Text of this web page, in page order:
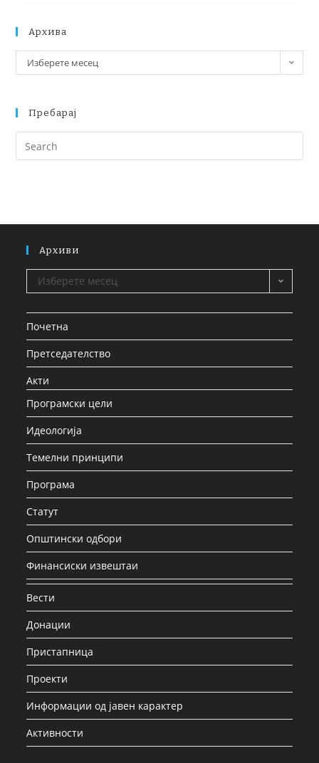
Архива
Изберете месец
Пребарај
Архиви
Изберете месец
Почетна
Претседателство
Акти
Програмски цели
Идеологија
Темелни принципи
Програма
Статут
Општински одбори
Финансиски извештаи
Вести
Донации
Пристапница
Проекти
Информации од јавен карактер
Активности